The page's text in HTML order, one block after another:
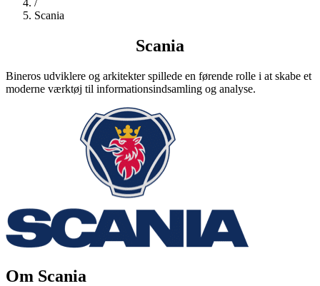
/
Scania
Scania
Bineros udviklere og arkitekter spillede en førende rolle i at skabe et
moderne værktøj til informationsindsamling og analyse.
Om Scania